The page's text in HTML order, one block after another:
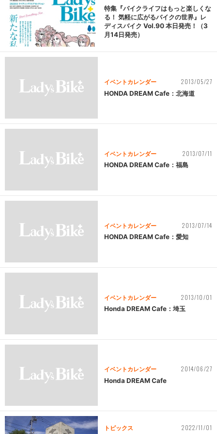
特集『バイクライフはもっと楽しくな
る！ 気軽に広がるバイクの世界』レ
ディスバイク Vol.90 本日発売！（3
月14日発売）
イベントカレンダー 2013/05/27
HONDA DREAM Cafe：北海道
イベントカレンダー 2013/07/11
HONDA DREAM Cafe：福島
イベントカレンダー 2013/07/14
HONDA DREAM Cafe：愛知
イベントカレンダー 2013/10/01
Honda DREAM Cafe：埼玉
イベントカレンダー 2014/06/27
Honda DREAM Cafe
トピックス 2022/11/01